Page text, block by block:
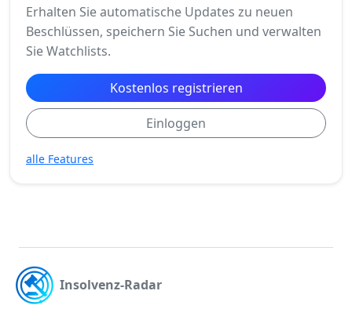
Erhalten Sie automatische Updates zu neuen
Beschlüssen, speichern Sie Suchen und verwalten
Sie Watchlists.
Kostenlos registrieren
Einloggen
alle Features
Insolvenz-Radar